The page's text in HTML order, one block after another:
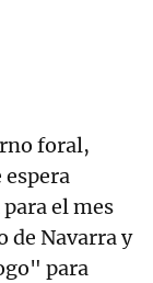
foral,
el mes
de Navarra y
para